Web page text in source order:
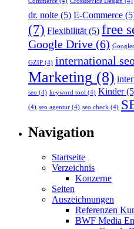
dr. nolte (5) E-Commerce
(7) Flexibilität (5) free
Google Drive (6)
GZIP (4) international
Marketing (8)
seo (4) keyword tool (4) Kinder
(4) seo agentur (4) seo check (4)
Navigation
Startseite
Verzeichnis
Konzerne
Seiten
Auszeichnungen
Referenzen
BWF Media